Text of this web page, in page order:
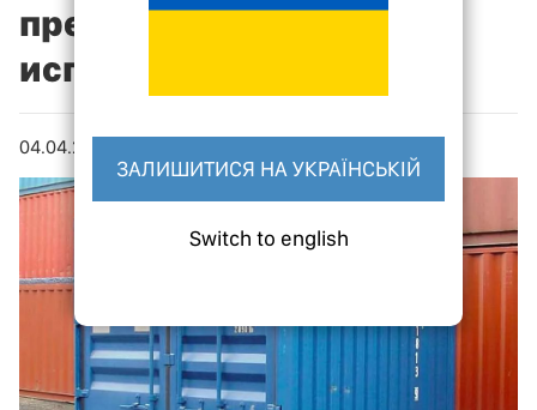
ЗАЛИШИТИСЯ НА УКРАЇНСЬКІЙ
Switch to english
преимущества и
использование
04.04.2023